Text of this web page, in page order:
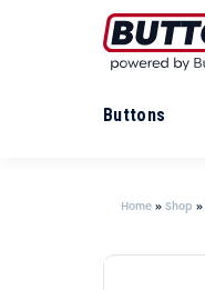
Buttons
Home » Shop »